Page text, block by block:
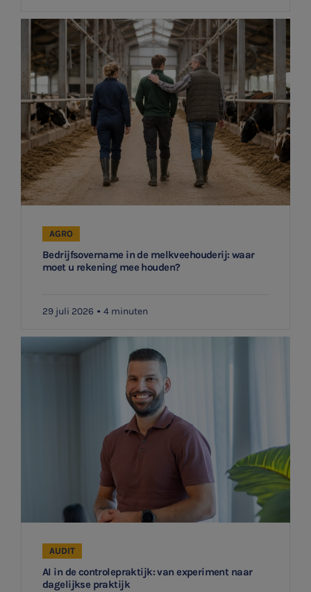
E-commerce
Ondernemer en privé
HR Advies
Agro
Vacatures
E-mailadres
Aanmelden
Bedrijfsovername in de melkveehouderij: waar
moet u rekening mee houden?
AGRO
29 juli 2026 4 minuten
AI in de controlepraktijk: van experiment naar
dagelijkse praktijk
AUDIT